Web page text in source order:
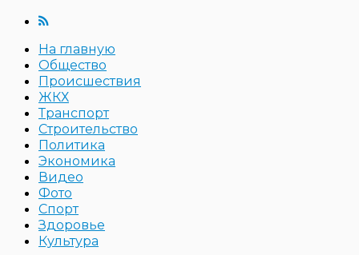
На главную
Общество
Происшествия
ЖКХ
Транспорт
Строительство
Политика
Экономика
Видео
Фото
Спорт
Здоровье
Культура